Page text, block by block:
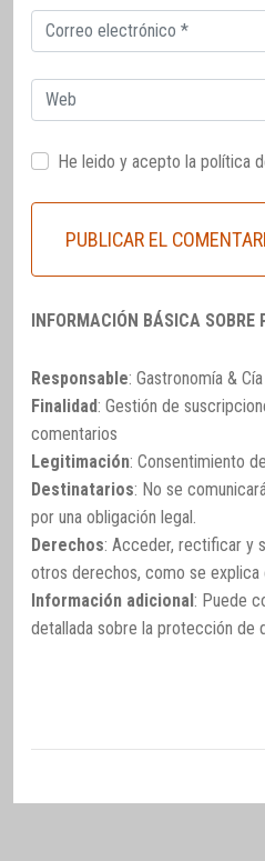
Correo
electrónico
Web
He leido y acepto la política
INFORMACIÓN BÁSICA SOBRE
Responsable: Gastronomía & Cía
Finalidad: Gestión de
comentarios
Legitimación: Consentimiento
Destinatarios: No se
por una obligación legal.
Derechos: Acceder, rectificar y
otros derechos, como se explica
Información adicional: Puede
detallada sobre la protección de